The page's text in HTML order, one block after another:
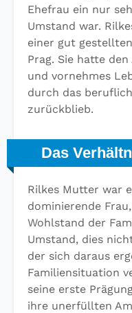
Ehefrau ein nur
Umstand war.
einer gut
Prag. Sie hatte
und vornehmes
durch das
zurückblieb.
Das
Rilkes Mutter war
dominierende
Wohlstand der
Umstand, dies
der sich daraus
Familiensituation
seine erste
ihre unerfüllten